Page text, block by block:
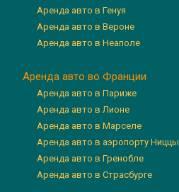
Аренда авто в Генуя
Аренда авто в Вероне
Аренда авто в Неаполе
Аренда авто во Франции
Аренда авто в Париже
Аренда авто в Лионе
Аренда авто в Марселе
Аренда авто в аэропорту Ниццы
Аренда авто в Гренобле
Аренда авто в Страсбурге